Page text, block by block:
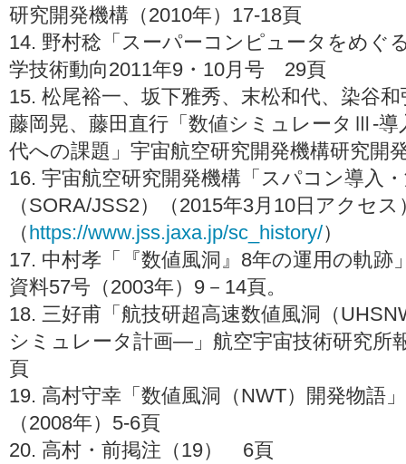
研究開発機構（2010年）17-18頁
14. 野村稔「スーパーコンピュータをめぐ
学技術動向2011年9・10月号 29頁
15. 松尾裕一、坂下雅秀、末松和代、染谷
藤岡晃、藤田直行「数値シミュレータⅢ-導
代への課題」宇宙航空研究開発機構研究開
16. 宇宙航空研究開発機構「スパコン導入
（SORA/JSS2）（2015年3月10日アクセス
（https://www.jss.jaxa.jp/sc_history/）
17. 中村孝「『数値風洞』8年の運用の軌跡
資料57号（2003年）9－14頁。
18. 三好甫「航技研超高速数値風洞（
シミュレータ計画―」航空宇宙技術研究所
頁
19. 高村守幸「数値風洞（NWT）開発物語
（2008年）5-6頁
20. 高村・前掲注（19） 6頁